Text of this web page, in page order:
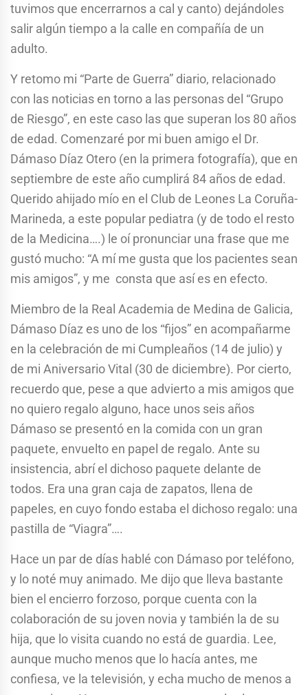
tuvimos que encerrarnos a cal y canto) dejándoles
salir algún tiempo a la calle en compañía de un
adulto.
Y retomo mi “Parte de Guerra” diario, relacionado
con las noticias en torno a las personas del “Grupo
de Riesgo”, en este caso las que superan los 80 años
de edad. Comenzaré por mi buen amigo el Dr.
Dámaso Díaz Otero (en la primera fotografía), que en
septiembre de este año cumplirá 84 años de edad.
Querido ahijado mío en el Club de Leones La Coruña-
Marineda, a este popular pediatra (y de todo el resto
de la Medicina….) le oí pronunciar una frase que me
gustó mucho: “A mí me gusta que los pacientes sean
mis amigos”, y me consta que así es en efecto.
Miembro de la Real Academia de Medina de Galicia,
Dámaso Díaz es uno de los “fijos” en acompañarme
en la celebración de mi Cumpleaños (14 de julio) y
de mi Aniversario Vital (30 de diciembre). Por cierto,
recuerdo que, pese a que advierto a mis amigos que
no quiero regalo alguno, hace unos seis años
Dámaso se presentó en la comida con un gran
paquete, envuelto en papel de regalo. Ante su
insistencia, abrí el dichoso paquete delante de
todos. Era una gran caja de zapatos, llena de
papeles, en cuyo fondo estaba el dichoso regalo: una
pastilla de “Viagra”….
Hace un par de días hablé con Dámaso por teléfono,
y lo noté muy animado. Me dijo que lleva bastante
bien el encierro forzoso, porque cuenta con la
colaboración de su joven novia y también la de su
hija, que lo visita cuando no está de guardia. Lee,
aunque mucho menos que lo hacía antes, me
confiesa, ve la televisión, y echa mucho de menos a